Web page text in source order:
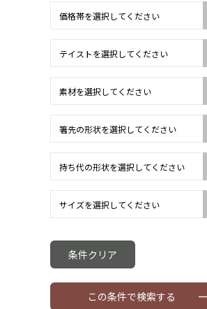
条件クリア
この条件で検索する